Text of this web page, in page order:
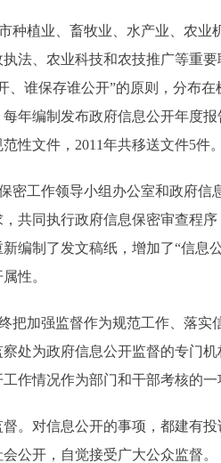
植业、畜牧业、水产业、农业
法、农业科技和农技推广等重
、谁保存谁公开”的原则，分布
年编制发布政府信息公开年度
性文件，2011年共移送文件5件。
工作领导小组办公室和政府信
共同执行政府信息保密审查程
编制了发文稿纸，增加了“信息
性。
加强监督作为规范工作、落实
处为政府信息公开监督的专门
作情况作为部门和干部考核的一
对信息公开的事项，都建有投
公开，自觉接受广大公众监督。